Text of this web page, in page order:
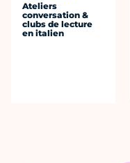
Ateliers
conversation &
clubs de lecture
en italien